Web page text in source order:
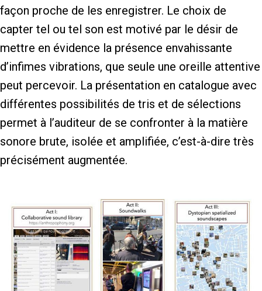
façon proche de les enregistrer. Le choix de
capter tel ou tel son est motivé par le désir de
mettre en évidence la présence envahissante
d’infimes vibrations, que seule une oreille attentive
peut percevoir. La présentation en catalogue avec
différentes possibilités de tris et de sélections
permet à l’auditeur de se confronter à la matière
sonore brute, isolée et amplifiée, c’est-à-dire très
précisément augmentée.